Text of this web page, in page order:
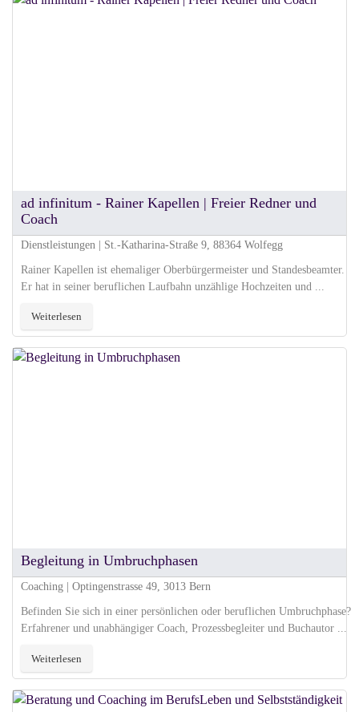
ad infinitum - Rainer Kapellen | Freier Redner und
Coach
Dienstleistungen | St.-Katharina-Straße 9, 88364 Wolfegg
Rainer Kapellen ist ehemaliger Oberbürgermeister und Standesbeamter.
Er hat in seiner beruflichen Laufbahn unzählige Hochzeiten und ...
Weiterlesen
Begleitung in Umbruchphasen
Coaching | Optingenstrasse 49, 3013 Bern
Befinden Sie sich in einer persönlichen oder beruflichen Umbruchphase?
Erfahrener und unabhängiger Coach, Prozessbegleiter und Buchautor ...
Weiterlesen